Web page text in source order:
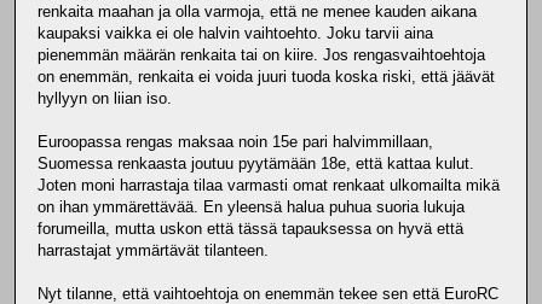
renkaita maahan ja olla varmoja, että ne menee kauden aikana
kaupaksi vaikka ei ole halvin vaihtoehto. Joku tarvii aina
pienemmän määrän renkaita tai on kiire. Jos rengasvaihtoehtoja
on enemmän, renkaita ei voida juuri tuoda koska riski, että jäävät
hyllyyn on liian iso.
Euroopassa rengas maksaa noin 15e pari halvimmillaan,
Suomessa renkaasta joutuu pyytämään 18e, että kattaa kulut.
Joten moni harrastaja tilaa varmasti omat renkaat ulkomailta mikä
on ihan ymmärettävää. En yleensä halua puhua suoria lukuja
forumeilla, mutta uskon että tässä tapauksessa on hyvä että
harrastajat ymmärtävät tilanteen.
Nyt tilanne, että vaihtoehtoja on enemmän tekee sen että EuroRC